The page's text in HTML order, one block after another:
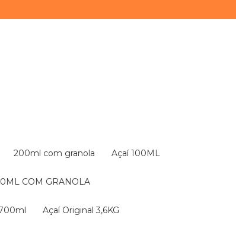
200ml com granola Açaí 100ML
COM GRANOLA
Açaí Original 3,6KG